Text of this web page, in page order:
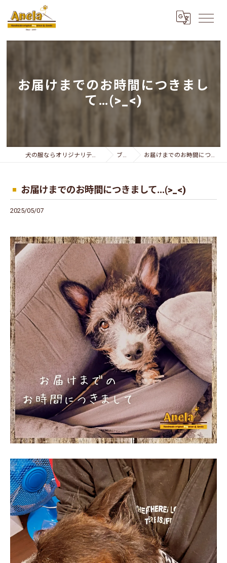
お届けまでのお時間につきまし
て…(>_<)
犬の服ならオリジナリティー溢れるAnela ブログ お届けまでのお時間につきまして…(>_<)
お届けまでのお時間につきまして…(>_<)
2025/05/07